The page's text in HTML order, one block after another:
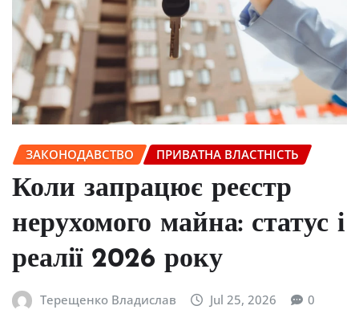
ЗАКОНОДАВСТВО ПРИВАТНА ВЛАСТНІСТЬ
Коли запрацює реєстр
нерухомого майна: статус і
реалії 2026 року
Терещенко Владислав Jul 25, 2026 0